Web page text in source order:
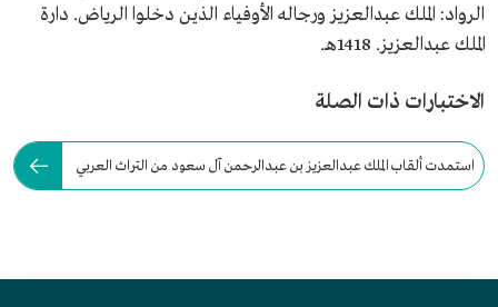
الرواد: الملك عبدالعزيز ورجاله الأوفياء الذين دخلوا الرياض. دارة
الملك عبدالعزيز. 1418هـ.
الاختبارات ذات الصلة
استمدت ألقاب الملك عبدالعزيز بن عبدالرحمن آل سعود من التراث العربي